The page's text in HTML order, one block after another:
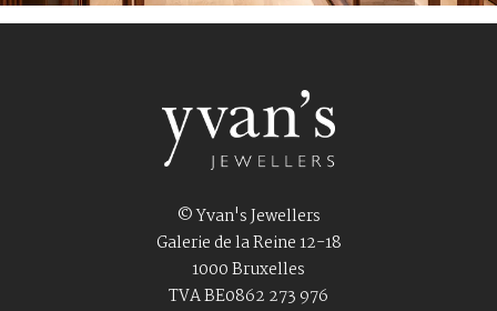
© Yvan's Jewellers
Galerie de la Reine 12-18
1000 Bruxelles
TVA BE0862 273 976